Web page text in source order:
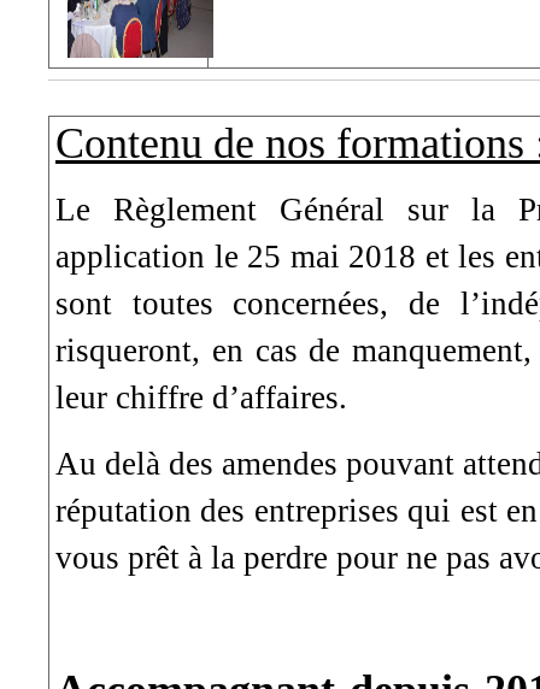
Contenu de nos formations
Le Règlement Général sur la
application le 25 mai 2018 et les
sont toutes concernées, de
risqueront, en cas de
leur chiffre d’affaires.
Au delà des amendes pouvant
réputation des entreprises qui est
vous prêt à la perdre pour ne pas